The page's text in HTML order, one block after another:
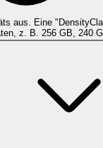
aus. Eine
Kapazitäten, z. B. 256 GB,